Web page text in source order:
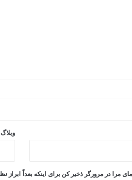
وبلاگ
مرا در مرورگر ذخیر کن برای اینکه بعداً ابراز